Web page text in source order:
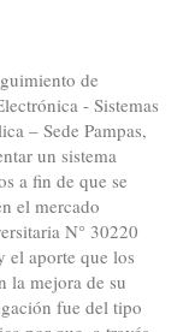
de
- Sistemas
– Sede Pampas,
un sistema
a fin de que se
el mercado
N° 30220
el aporte que los
la mejora de su
fue del tipo